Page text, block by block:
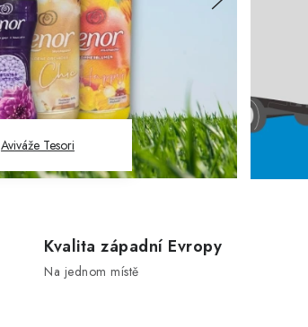
Aviváže Tesori
Kvalita západní Evropy
Na jednom místě